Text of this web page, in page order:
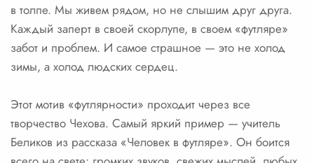
в толпе. Мы живем рядом, но не слышим друг друга.
Каждый заперт в своей скорлупе, в своем «футляре»
забот и проблем. И самое страшное — это не холод
зимы, а холод людских сердец.
Этот мотив «футлярности» проходит через все
творчество Чехова. Самый яркий пример — учитель
Беликов из рассказа «Человек в футляре». Он боится